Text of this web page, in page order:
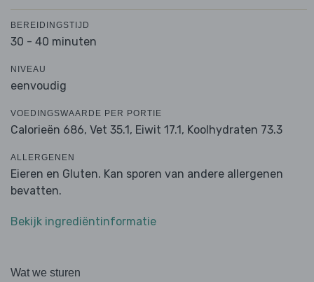
BEREIDINGSTIJD
30 - 40 minuten
NIVEAU
eenvoudig
VOEDINGSWAARDE PER PORTIE
Calorieën 686, Vet 35.1, Eiwit 17.1, Koolhydraten 73.3
ALLERGENEN
Eieren en Gluten. Kan sporen van andere allergenen
bevatten.
Bekijk ingrediëntinformatie
Wat we sturen